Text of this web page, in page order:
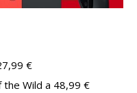
€
the Wild a 48,99 €